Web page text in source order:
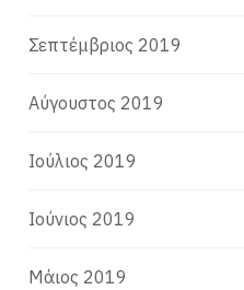
Σεπτέμβριος 2019
Αύγουστος 2019
Ιούλιος 2019
Ιούνιος 2019
Μάιος 2019